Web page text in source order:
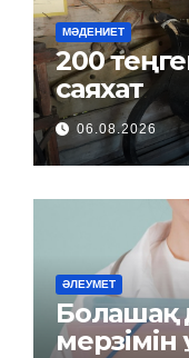
МӘДЕНИЕТ
200 теңгемен
саяхат
06.08.2026
ӘЛЕУМЕТ
Болашақ
мерзімін